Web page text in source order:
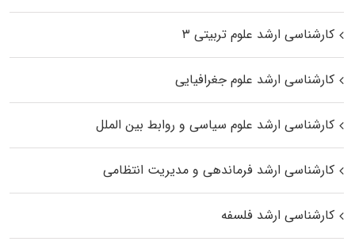
کارشناسی ارشد علوم تربیتی ۳
کارشناسی ارشد علوم جغرافیایی
کارشناسی ارشد علوم سیاسی و روابط بین الملل
کارشناسی ارشد فرماندهی و مدیریت انتظامی
کارشناسی ارشد فلسفه